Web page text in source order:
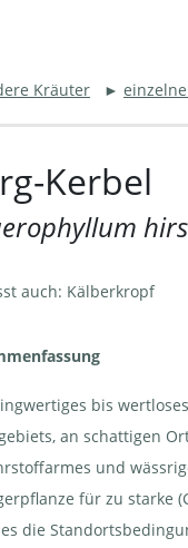
Kräuter ►
Kerbel
auch: Kälberkropf
bis
an schattigen
und
für zu starke
die